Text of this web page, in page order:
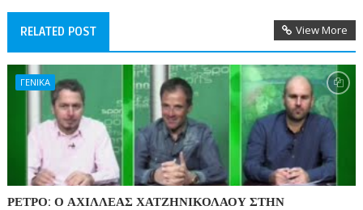
RELATED POST View More
ΓΕΝΙΚΑ
ΡΕΤΡΟ: Ο ΑΧΙΛΛΕΑΣ ΧΑΤΖΗΝΙΚΟΛΑΟΥ ΣΤΗΝ